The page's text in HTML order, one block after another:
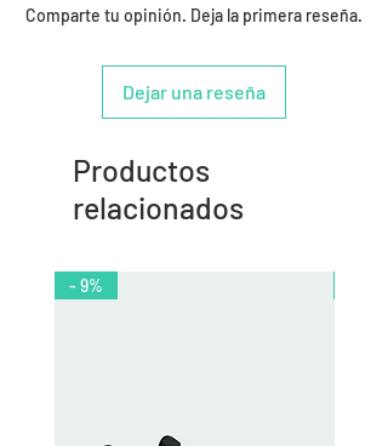
Comparte tu opinión. Deja la primera reseña.
Dejar una reseña
Productos
relacionados
- 9%